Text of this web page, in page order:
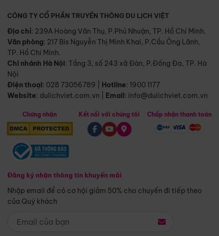
CÔNG TY CỔ PHẦN TRUYỀN THÔNG DU LỊCH VIỆT
Địa chỉ: 239A Hoàng Văn Thụ, P.Phú Nhuận, TP. Hồ Chí Minh.
Văn phòng: 217 Bis Nguyễn Thị Minh Khai, P.Cầu Ông Lãnh,
TP. Hồ Chí Minh.
Chi nhánh Hà Nội: Tầng 3, số 243 xã Đàn, P.Đống Đa, TP. Hà
Nội
Điện thoại: 028 73056789 Hotline: 1900 1177
Website: dulichviet.com.vn Email: info@dulichviet.com.vn
Chứng nhận
Đăng ký nhận thông tin khuyến mãi
Nhập email để có cơ hội giảm 50% cho chuyến đi tiếp theo
của Quý khách
Kết nối với chúng tôi Chấp nhận thanh toán